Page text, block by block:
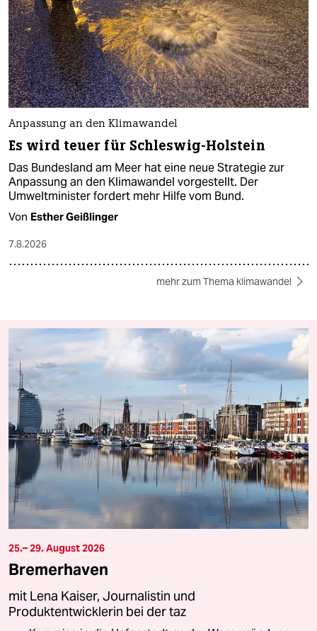
Anpassung an den Klimawandel
Es wird teuer für Schleswig-Holstein
Das Bundesland am Meer hat eine neue Strategie zur
Anpassung an den Klimawandel vorgestellt. Der
Umweltminister fordert mehr Hilfe vom Bund.
Von Esther Geißlinger
7.8.2026
mehr zum Thema klimawandel
25.– 29. August 2026
Bremerhaven
mit Lena Kaiser, Journalistin und
Produktentwicklerin bei der taz